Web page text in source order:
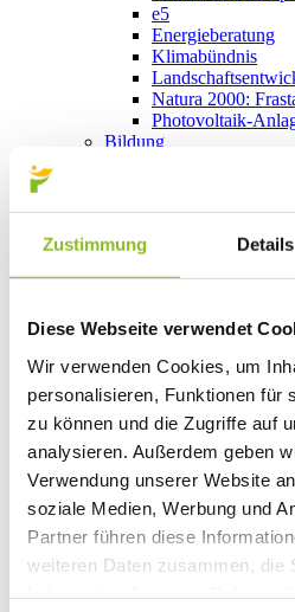
Zustimmung Details
Diese Webseite verwendet
Wir verwenden Cookies, um
personalisieren, Funktionen für
zu können und die Zugriffe auf
analysieren. Außerdem geben
Verwendung unserer Website
soziale Medien, Werbung und
Partner führen diese
weiteren Daten zusammen, die
e5
Energieberatung
Klimabündnis
Natura 2000:
Photovoltaik-
Bildung
Kultur
Tabakausstellung
Kino vor Ort
Bibliothek
Essen und
Sport
Naturbad Untere
Schwimmbad
Wandern in
Schilift Bazora